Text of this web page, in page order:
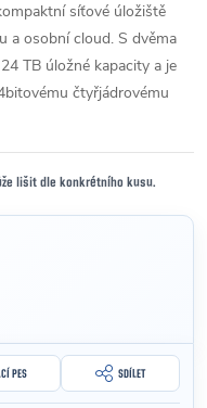
síťové úložiště
a osobní cloud. S dvěma
TB úložné kapacity a je
čtyřjádrovému
lišit dle konkrétního kusu.
PES SDÍLET